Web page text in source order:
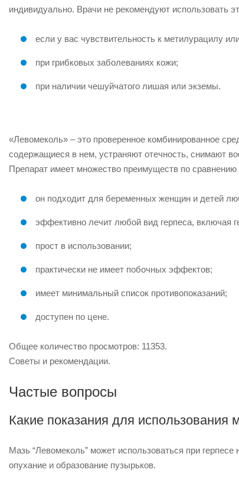
индивидуально. Врачи не рекомендуют использовать
если у вас чувствительность к метилурацилу
при грибковых заболеваниях кожи;
при наличии чешуйчатого лишая или экземы.
«Левомеколь» – это проверенное комбинированное
содержащиеся в нем, устраняют отечность, снимают
Препарат имеет множество преимуществ по сравнению
он подходит для беременных женщин и детей
эффективно лечит любой вид герпеса, включая
прост в использовании;
практически не имеет побочных эффектов;
имеет минимальный список противопоказаний;
доступен по цене.
Общее количество просмотров: 11353.
Советы и рекомендации.
Частые вопросы
Какие показания для использования
Мазь “Левомеколь” может использоваться при
опухание и образование пузырьков.